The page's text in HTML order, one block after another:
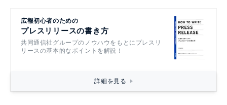
広報初心者のための
プレスリリースの書き方
共同通信社グループのノウハウをもとにプレスリ
リースの基本的なポイントを解説！
詳細を見る